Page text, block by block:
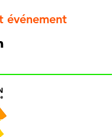
événement